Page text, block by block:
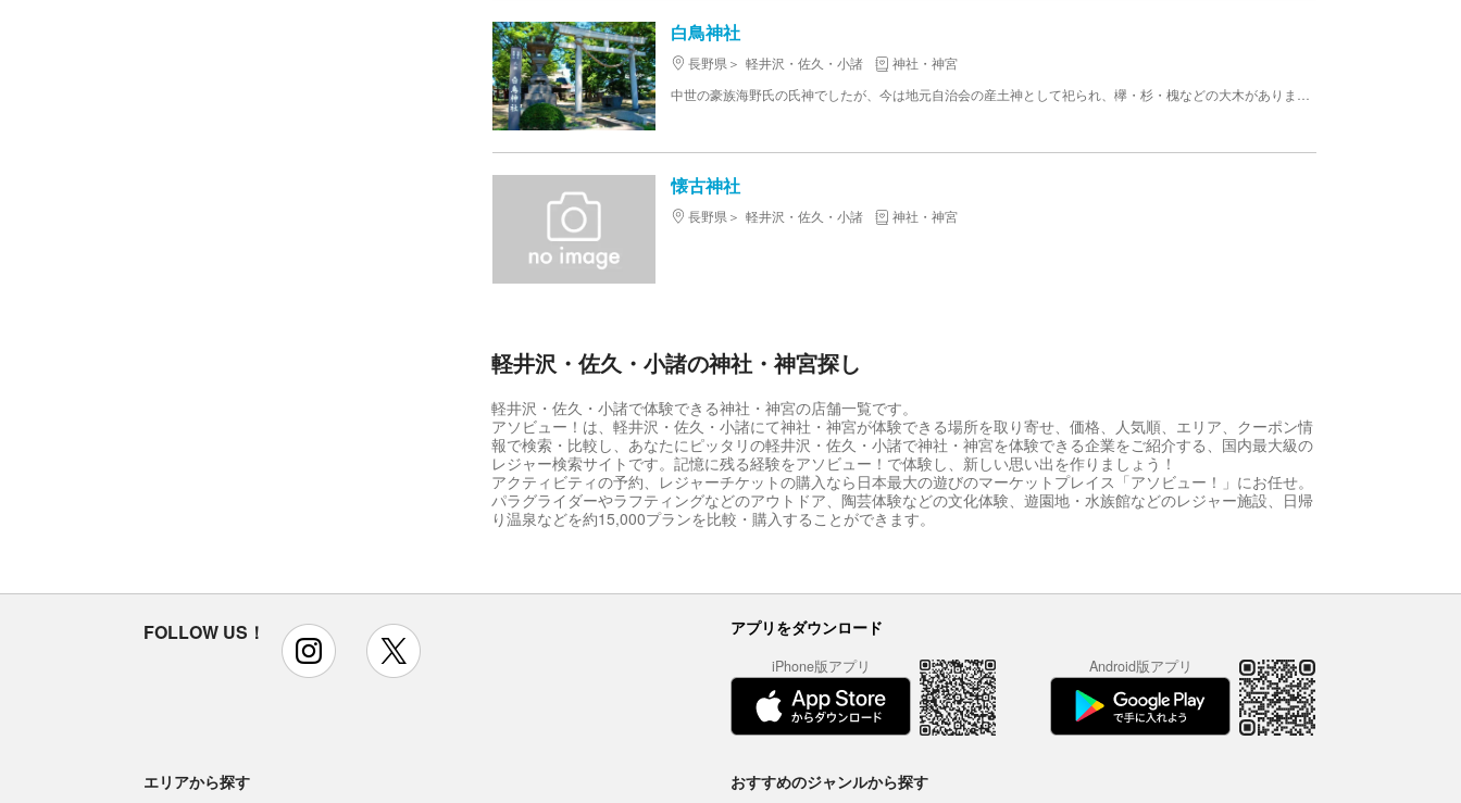
白鳥神社
長野県 軽井沢・佐久・小諸
神社・神宮
懐古神社
長野県 軽井沢・佐久・小諸 神社・神宮
軽井沢・佐久・小諸の神社・神宮探し
軽井沢・佐久・小諸で体験できる神社・神宮の店舗一覧です。
アソビュー！は、軽井沢・佐久・小諸にて神社・神宮が体験できる場所を取り寄せ、価格、人気順、エリア、クーポン情
報で検索・比較し、あなたにピッタリの軽井沢・佐久・小諸で神社・神宮を体験できる企業をご紹介する、国内最大級の
レジャー検索サイトです。記憶に残る経験をアソビュー！で体験し、新しい思い出を作りましょう！
アクティビティの予約、レジャーチケットの購入なら日本最大の遊びのマーケットプレイス「アソビュー！」にお任せ。
パラグライダーやラフティングなどのアウトドア、陶芸体験などの文化体験、遊園地・水族館などのレジャー施設、日帰
り温泉などを約15,000プランを比較・購入することができます。
FOLLOW US！ instagram アプリをダウンロード
iPhone版アプリ Android版アプリ
エリアから探す おすすめのジャンルから探す